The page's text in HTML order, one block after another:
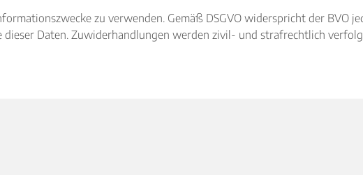
zu verwenden. Gemäß DSGVO widerspricht der BVO
Daten. Zuwiderhandlungen werden zivil- und strafrechtlich